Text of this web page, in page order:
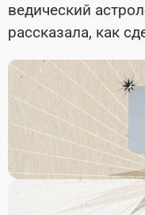
ведический
рассказала, как